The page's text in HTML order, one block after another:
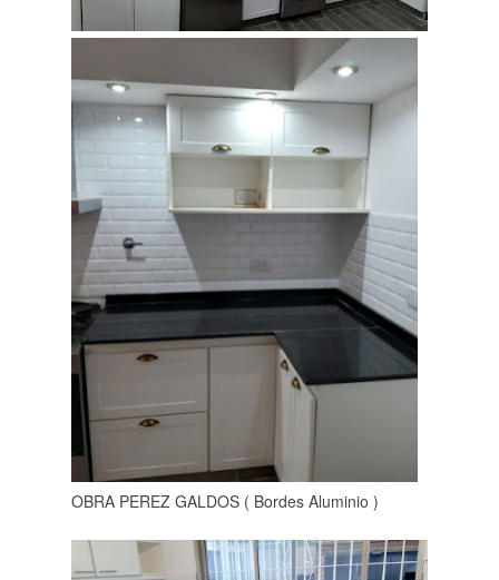
OBRA PEREZ GALDOS ( Bordes Aluminio )